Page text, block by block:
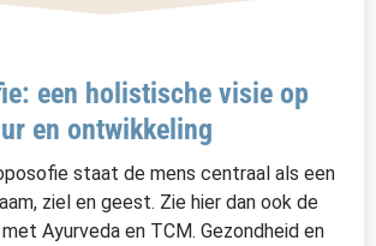
een holistische visie op
en ontwikkeling
staat de mens centraal als een
ziel en geest. Zie hier dan ook de
Ayurveda en TCM. Gezondheid en